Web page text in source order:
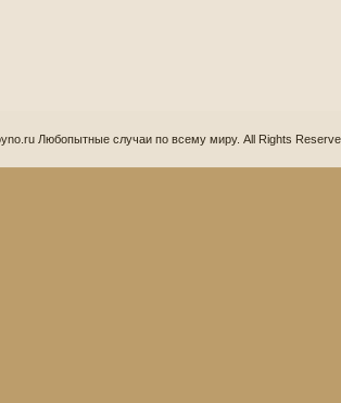
Любопытные случаи по всему миру. All Rights